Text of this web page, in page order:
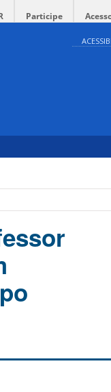
Participe